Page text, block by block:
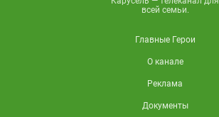
всей семьи.
Главные Герои
О канале
Реклама
Документы